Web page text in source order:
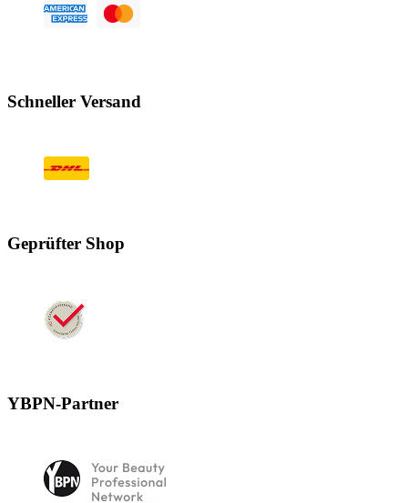
Schneller Versand
Geprüfter Shop
YBPN-Partner